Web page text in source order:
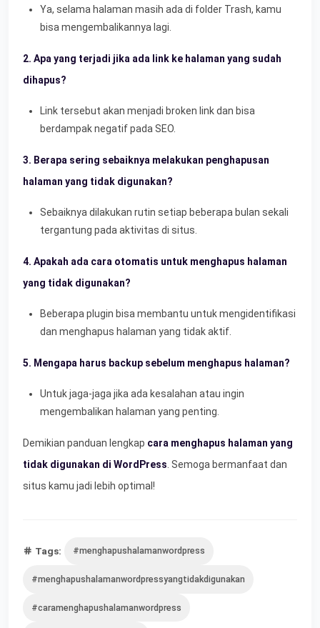
Ya, selama halaman masih ada di folder Trash, kamu
bisa mengembalikannya lagi.
2. Apa yang terjadi jika ada link ke halaman yang sudah
dihapus?
Link tersebut akan menjadi broken link dan bisa
berdampak negatif pada SEO.
3. Berapa sering sebaiknya melakukan penghapusan
halaman yang tidak digunakan?
Sebaiknya dilakukan rutin setiap beberapa bulan sekali
tergantung pada aktivitas di situs.
4. Apakah ada cara otomatis untuk menghapus halaman
yang tidak digunakan?
Beberapa plugin bisa membantu untuk mengidentifikasi
dan menghapus halaman yang tidak aktif.
5. Mengapa harus backup sebelum menghapus halaman?
Untuk jaga-jaga jika ada kesalahan atau ingin
mengembalikan halaman yang penting.
Demikian panduan lengkap cara menghapus halaman yang
tidak digunakan di WordPress . Semoga bermanfaat dan
situs kamu jadi lebih optimal!
Tags: #menghapushalamanwordpress
#menghapushalamanwordpressyangtidakdigunakan
#caramenghapushalamanwordpress